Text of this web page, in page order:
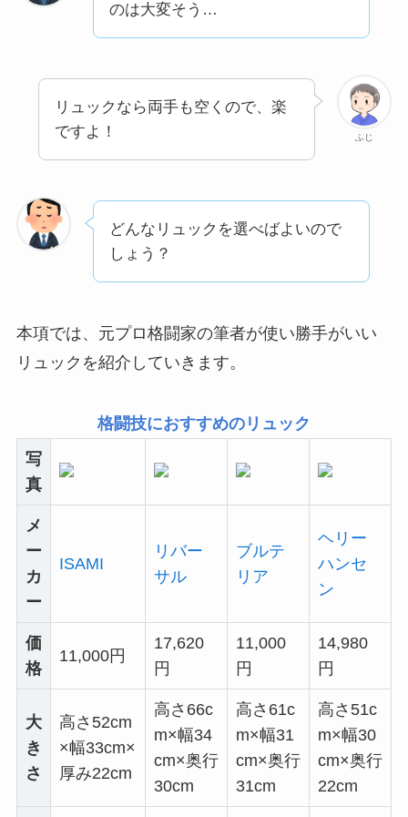
のは大変そう…
ふじ
リュックなら両手も空くので、楽
ですよ！
どんなリュックを選べばよいので
しょう？
本項では、元プロ格闘家の筆者が使い勝手がいい
リュックを紹介していきます。
格闘技におすすめのリュック
写
真
メ
ー
カ
ー
ISAMI
リバー
サル
ブルテ
リア
ヘリー
ハンセ
ン
価
格
11,000円
17,620
円
11,000
円
14,980
円
大
き
さ
高さ52cm
×幅33cm×
厚み22cm
高さ66c
m×幅34
cm×奥行
30cm
高さ61c
m×幅31
cm×奥行
31cm
高さ51c
m×幅30
cm×奥行
22cm